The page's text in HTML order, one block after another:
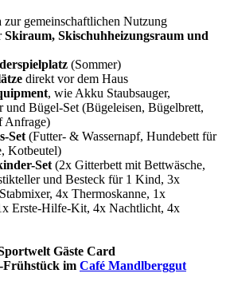
zur gemeinschaftlichen Nutzung
Skiraum, Skischuhheizungsraum und
(Sommer)
direkt vor dem Haus
, wie Akku Staubsauger,
und Bügel-Set (Bügeleisen, Bügelbrett,
Anfrage)
Set (Futter- & Wassernapf, Hundebett für
Kotbeutel)
Set (2x Gitterbett mit Bettwäsche,
und Besteck für 1 Kind, 3x
4x Thermoskanne, 1x
Erste-Hilfe-Kit, 4x Nachtlicht, 4x
Gäste Card
im Café Mandlberggut